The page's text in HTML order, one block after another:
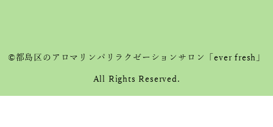
©都島区のアロマリンパリラクゼーションサロン「ever fresh」
All Rights Reserved.